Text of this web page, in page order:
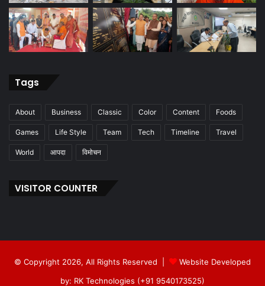
Tags
About Business Classic Color Content Foods
Games Life Style Team Tech Timeline Travel
World आपदा विमोचन
VISITOR COUNTER
© Copyright 2026, All Rights Reserved |
Website Developed
by: RK Technologies (+91 9540173525)